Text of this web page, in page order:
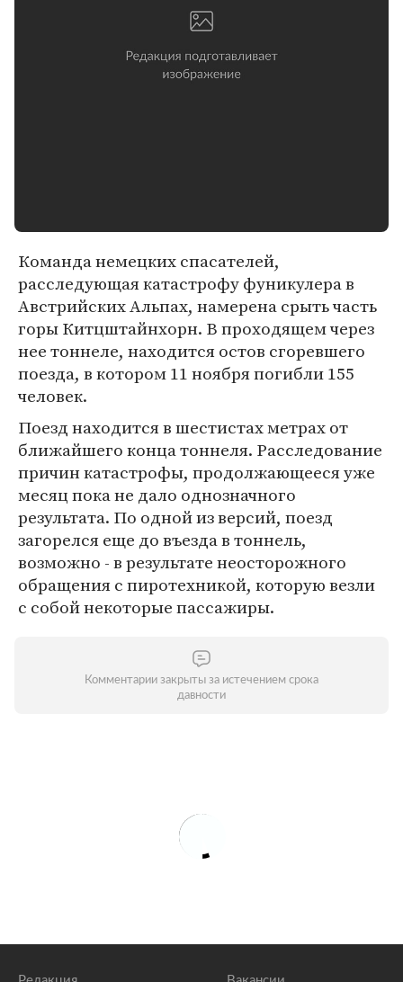
Команда немецких спасателей,
расследующая катастрофу фуникулера в
Австрийских Альпах, намерена срыть часть
горы Китцштайнхорн. В проходящем через
нее тоннеле, находится остов сгоревшего
поезда, в котором 11 ноября погибли 155
человек.
Поезд находится в шестистах метрах от
ближайшего конца тоннеля. Расследование
причин катастрофы, продолжающееся уже
месяц пока не дало однозначного
результата. По одной из версий, поезд
загорелся еще до въезда в тоннель,
возможно - в результате неосторожного
обращения с пиротехникой, которую везли
с собой некоторые пассажиры.
Комментарии закрыты за истечением срока
давности